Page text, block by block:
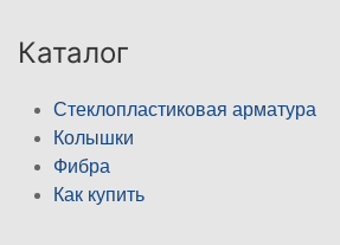
Каталог
Стеклопластиковая арматура
Колышки
Фибра
Как купить